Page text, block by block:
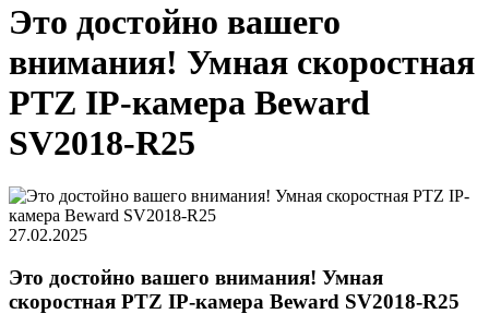
Это достойно вашего
внимания! Умная скоростная
PTZ IP-камера Beward
SV2018-R25
27.02.2025
Это достойно вашего внимания! Умная
скоростная PTZ IP-камера Beward SV2018-R25